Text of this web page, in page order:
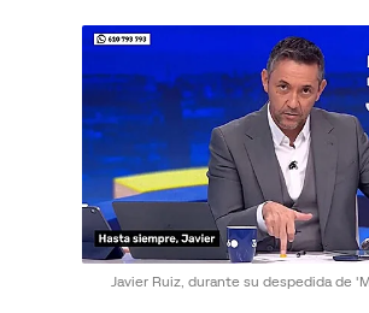
Javier Ruiz, durante su despedida de